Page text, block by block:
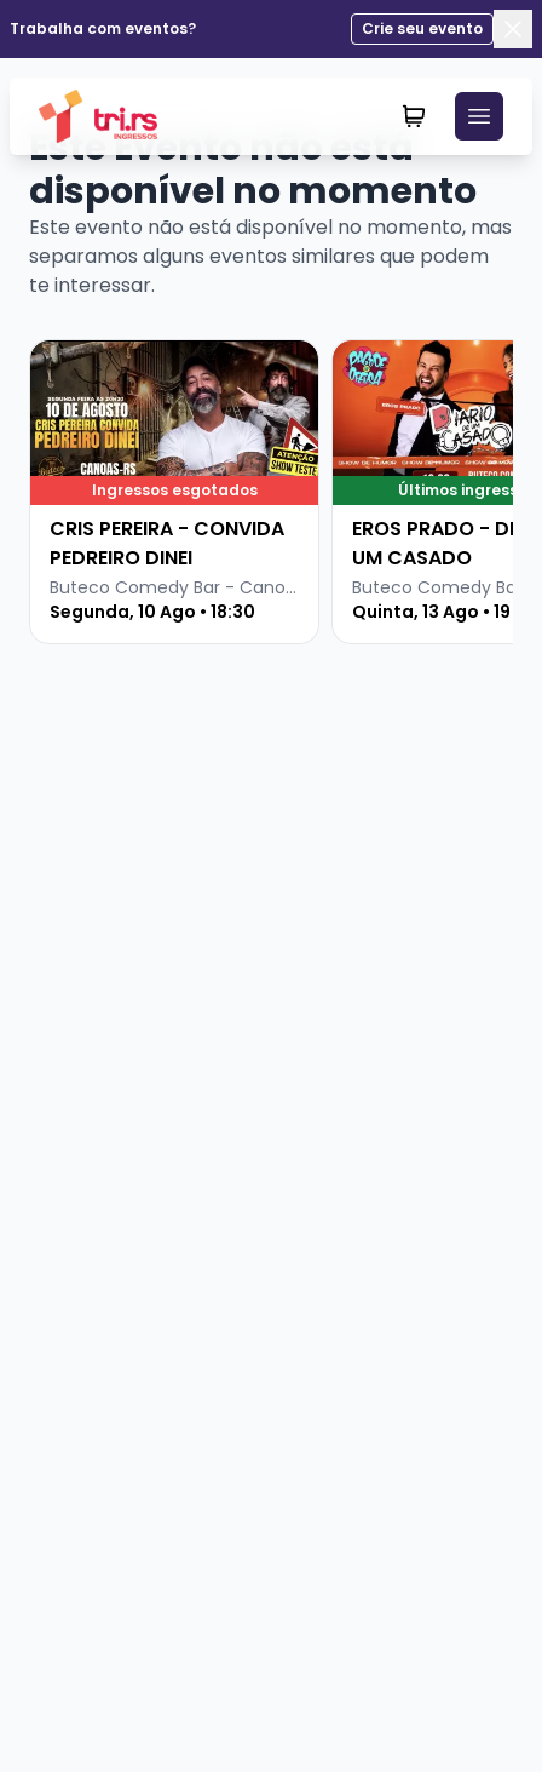
Trabalha com eventos?
Crie seu evento
Este Evento não está
disponível no momento
Este evento não está disponível no momento, mas
separamos alguns eventos similares que podem
te interessar.
Veja mais sobre CRIS PEREIRA - CONVIDA PEDREIRO
Ingressos esgotados
CRIS PEREIRA - CONVIDA
PEDREIRO DINEI
Buteco Comedy Bar - Canoas
Segunda, 10 Ago • 18:30
Veja mais sobre
Últimos ingressos
EROS PRADO -
UM CASADO
Quinta, 13 Ago • 19